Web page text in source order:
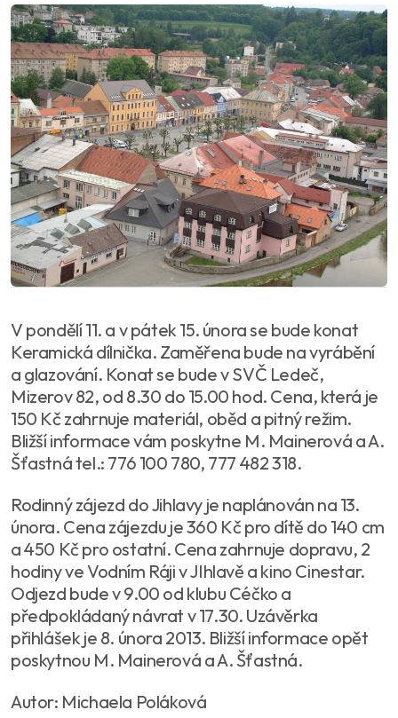
V pondělí 11. a v pátek 15. února se bude konat
Keramická dílnička. Zaměřena bude na vyrábění
a glazování. Konat se bude v SVČ Ledeč,
Mizerov 82, od 8.30 do 15.00 hod. Cena, která je
150 Kč zahrnuje materiál, oběd a pitný režim.
Bližší informace vám poskytne M. Mainerová a A.
Šťastná tel.: 776 100 780, 777 482 318.
Rodinný zájezd do Jihlavy je naplánován na 13.
února. Cena zájezdu je 360 Kč pro dítě do 140 cm
a 450 Kč pro ostatní. Cena zahrnuje dopravu, 2
hodiny ve Vodním Ráji v JIhlavě a kino Cinestar.
Odjezd bude v 9.00 od klubu Céčko a
předpokládaný návrat v 17.30. Uzávěrka
přihlášek je 8. února 2013. Bližší informace opět
poskytnou M. Mainerová a A. Šťastná.
Autor: Michaela Poláková